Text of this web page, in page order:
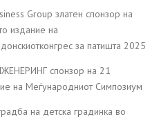
Group златен спонзор на
издание на
за патишта 2025
спонзор на 21
на Меѓународниот Симпозиум
на детска градинка во